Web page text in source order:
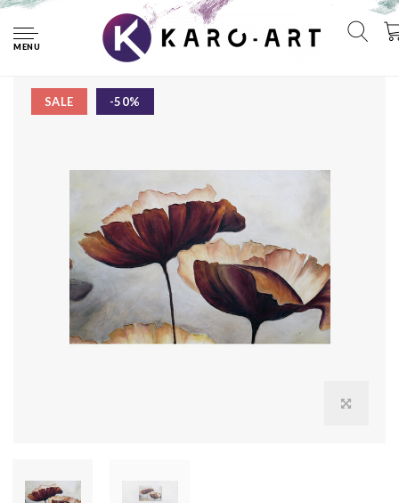
MENU
Schilderij - Klaprozen (print van handgeschilderd) , Bruin
beige , Wanddecoratie - 100x70cm
SALE -50%